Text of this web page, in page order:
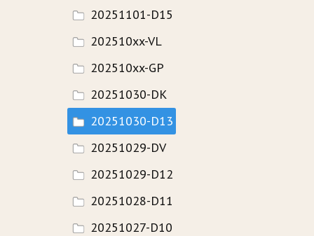
WAVECAMP 2024
WAVECAMP 2022
WAVECAMP 2020+21
WAVECAMP 2017
20251101-D15
202510xx-VL
202510xx-GP
20251030-DK
20251030-D13
20251029-DV
20251029-D12
20251028-D11
20251027-D10